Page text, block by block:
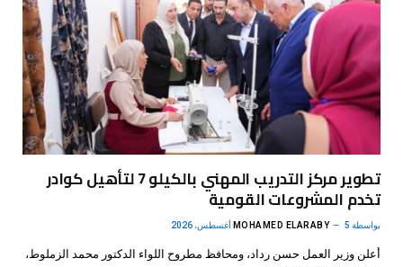
تطوير مركز التدريب المهني بالكيلو 7 لتأهيل كوادر
تخدم المشروعات القومية
بواسطة MOHAMED ELARABY 5 أغسطس، 2026
أعلن وزير العمل حسن رداد، ومحافظ مطروح اللواء الدكتور محمد الزملوط،